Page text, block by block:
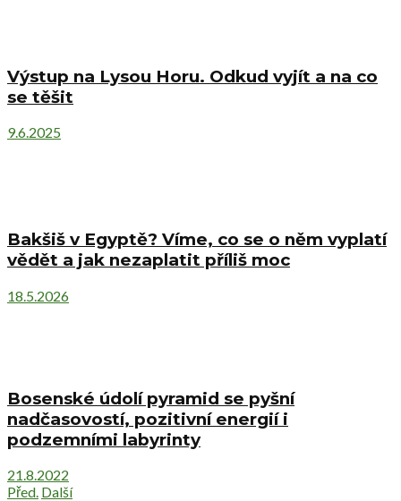
Výstup na Lysou Horu. Odkud vyjít a na co
se těšit
9.6.2025
Bakšiš v Egyptě? Víme, co se o něm vyplatí
vědět a jak nezaplatit příliš moc
18.5.2026
Bosenské údolí pyramid se pyšní
nadčasovostí, pozitivní energií i
podzemními labyrinty
21.8.2022
Před. Další